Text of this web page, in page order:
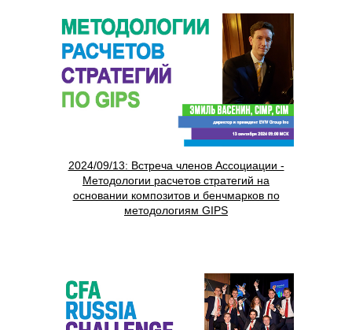
2024/09/13: Встреча членов Ассоциации -
Методологии расчетов стратегий на
основании композитов и бенчмарков по
методологиям GIPS